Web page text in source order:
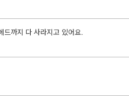
드까지 다 사라지고 있어요.